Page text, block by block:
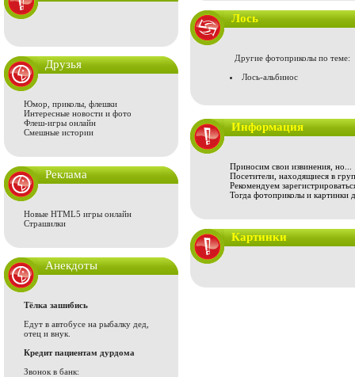
Друзья
Юмор, приколы, флешки
Интересные новости и фото
Флеш-игры онлайн
Смешные истории
Реклама
Новые HTML5 игры онлайн
Страшилки
Анекдоты
Тёлка зашибись
Едут в автобусе на рыбалку дед,
отец и внук.
Кредит пациентам дурдома
Звонок в банк:
Лось
Другие фотоприколы по теме:
Лось-альбинос
Информация
Приносим свои извинения, но...
Посетители, находящиеся в
Рекомендуем
Тогда фотоприколы и картинки
Картинки